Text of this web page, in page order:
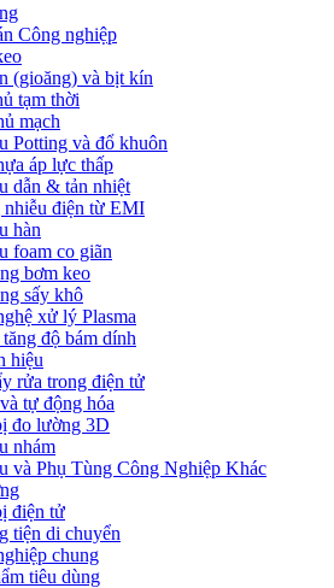
Công nghiệp
(gioăng) và bịt kín
tạm thời
mạch
Potting và đổ khuôn
áp lực thấp
dẫn & tản nhiệt
nhiễu điện từ EMI
hàn
foam co giãn
bơm keo
sấy khô
xử lý Plasma
độ bám dính
hiệu
rửa trong điện tử
tự động hóa
đo lường 3D
nhám
và Phụ Tùng Công Nghiệp Khác
điện tử
tiện di chuyển
chung
tiêu dùng